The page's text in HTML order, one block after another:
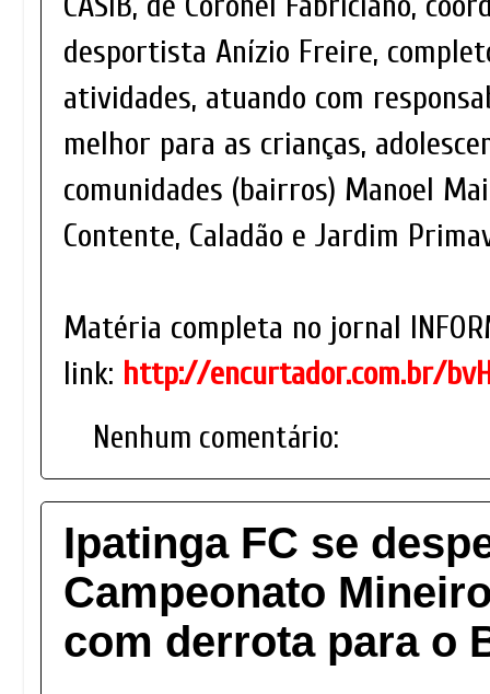
desportista Anízio Freire,
atividades, atuando com
melhor para as crianças,
comunidades (bairros) Manoel
Contente, Caladão e Jardim
Matéria completa no jornal
link: http://encurtador.com.br/
Nenhum comentário:
Ipatinga FC se
Campeonato
com derrota para o